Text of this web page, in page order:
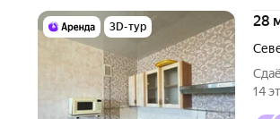
3D-тур 28
14